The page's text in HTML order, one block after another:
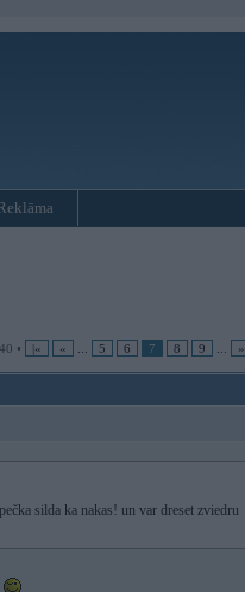
• |« « 5 6 7 8 9 »
silda ka nakas! un var dreset zviedru